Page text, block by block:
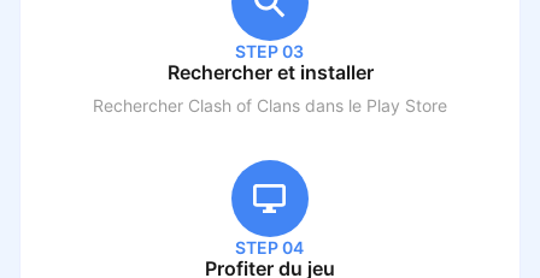
STEP 03
Rechercher et installer
Rechercher Clash of Clans dans le Play Store
STEP 04
Profiter du jeu